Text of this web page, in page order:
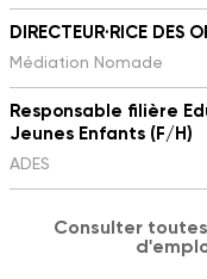
DIRECTEUR·RICE DES
Médiation Nomade
Responsable filière
Jeunes Enfants (F/H)
ADES
Consulter